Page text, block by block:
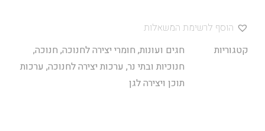
הוסף לרשימת המשאלות
קטגוריות
חגים ועונות, חומרי יצירה לחנוכה, חנוכה,
חנוכיות ובתי נר, ערכות יצירה לחנוכה, ערכות
תוכן ויצירה לגן